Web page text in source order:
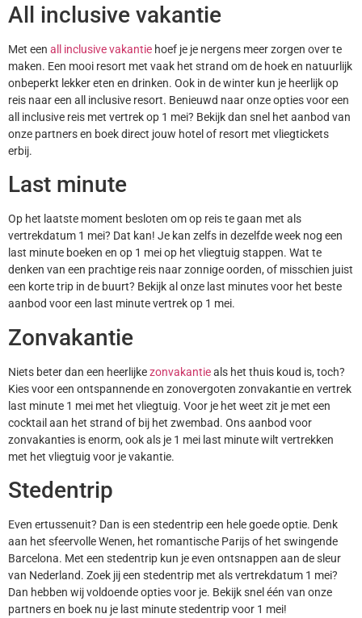
All inclusive vakantie
Met een all inclusive vakantie hoef je je nergens meer zorgen over te
maken. Een mooi resort met vaak het strand om de hoek en natuurlijk
onbeperkt lekker eten en drinken. Ook in de winter kun je heerlijk op
reis naar een all inclusive resort. Benieuwd naar onze opties voor een
all inclusive reis met vertrek op 1 mei? Bekijk dan snel het aanbod van
onze partners en boek direct jouw hotel of resort met vliegtickets
erbij.
Last minute
Op het laatste moment besloten om op reis te gaan met als
vertrekdatum 1 mei? Dat kan! Je kan zelfs in dezelfde week nog een
last minute boeken en op 1 mei op het vliegtuig stappen. Wat te
denken van een prachtige reis naar zonnige oorden, of misschien juist
een korte trip in de buurt? Bekijk al onze last minutes voor het beste
aanbod voor een last minute vertrek op 1 mei.
Zonvakantie
Niets beter dan een heerlijkezonvakantieals het thuis koud is, toch?
Kies voor een ontspannende en zonovergoten zonvakantie en vertrek
last minute 1 mei met het vliegtuig. Voor je het weet zit je met een
cocktail aan het strand of bij het zwembad. Ons aanbod voor
zonvakanties is enorm, ook als je 1 mei last minute wilt vertrekken
met het vliegtuig voor je vakantie.
Stedentrip
Even ertussenuit? Dan is een stedentrip een hele goede optie. Denk
aan het sfeervolle Wenen, het romantische Parijs of het swingende
Barcelona. Met een stedentrip kun je even ontsnappen aan de sleur
van Nederland. Zoek jij een stedentrip met als vertrekdatum 1 mei?
Dan hebben wij voldoende opties voor je. Bekijk snel één van onze
partners en boek nu je last minute stedentrip voor 1 mei!